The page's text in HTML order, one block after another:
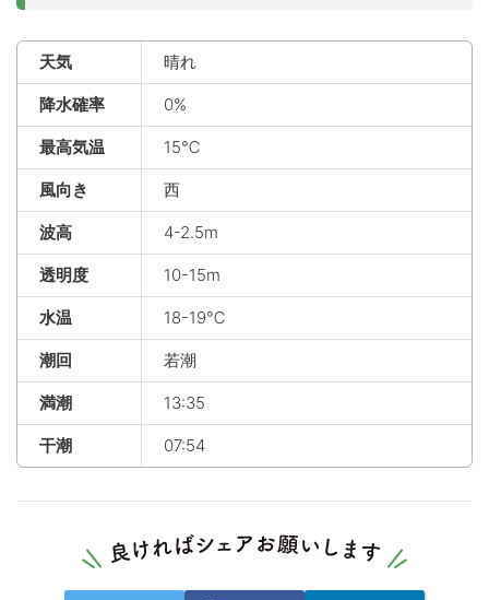
天気 晴れ
降水確率 0%
最高気温 15℃
風向き 西
波高 4-2.5m
透明度 10-15m
水温 18-19℃
潮回 若潮
満潮 13:35
干潮 07:54